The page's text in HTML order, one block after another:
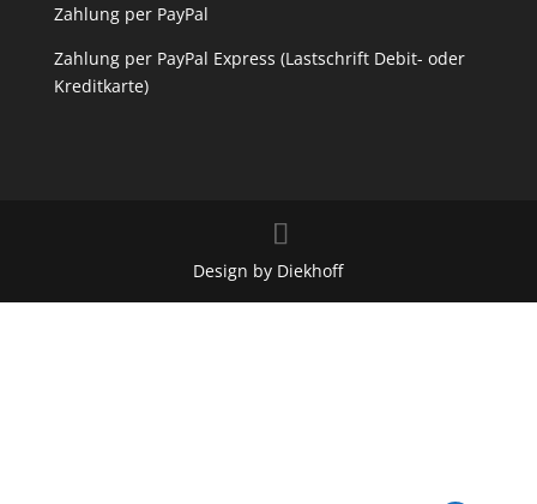
Zahlung per PayPal
Zahlung per PayPal Express (Lastschrift Debit- oder
Kreditkarte)
Design by Diekhoff